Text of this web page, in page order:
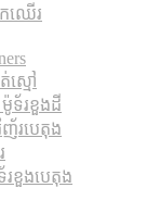
កឈើរ
ស្មៅ
ម៉ូទ័រខួងដី
ញ័របេតុង
រខួងបេតុង